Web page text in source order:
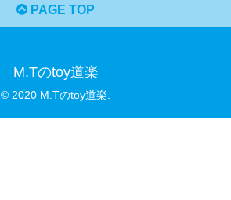
PAGE TOP
M.Tのtoy道楽
© 2020 M.Tのtoy道楽.